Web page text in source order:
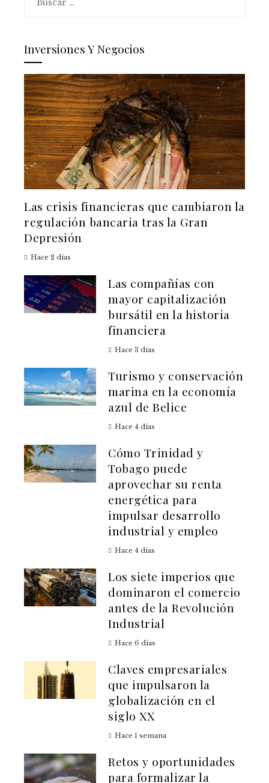
Inversiones Y Negocios
Las crisis financieras que cambiaron la
regulación bancaria tras la Gran
Depresión
Hace 2 días
Las compañías con
mayor capitalización
bursátil en la historia
financiera
Hace 3 días
Turismo y conservación
marina en la economía
azul de Belice
Hace 4 días
Cómo Trinidad y
Tobago puede
aprovechar su renta
energética para
impulsar desarrollo
industrial y empleo
Hace 4 días
Los siete imperios que
dominaron el comercio
antes de la Revolución
Industrial
Hace 6 días
Claves empresariales
que impulsaron la
globalización en el
siglo XX
Hace 1 semana
Retos y oportunidades
para formalizar la